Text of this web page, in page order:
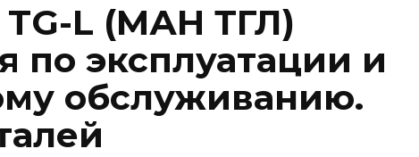
TG-L (МАН ТГЛ)
по эксплуатации и
обслуживанию.